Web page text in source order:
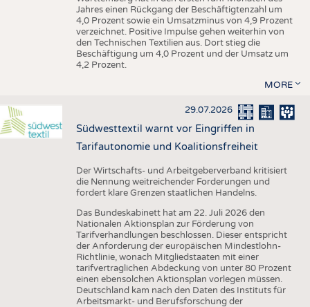
Jahres einen Rückgang der Beschäftigtenzahl um
4,0 Prozent sowie ein Umsatzminus von 4,9 Prozent
verzeichnet. Positive Impulse gehen weiterhin von
den Technischen Textilien aus. Dort stieg die
Beschäftigung um 4,0 Prozent und der Umsatz um
4,2 Prozent.
MORE
29.07.2026
Südwesttextil warnt vor Eingriffen in
Tarifautonomie und Koalitionsfreiheit
Der Wirtschafts- und Arbeitgeberverband kritisiert
die Nennung weitreichender Forderungen und
fordert klare Grenzen staatlichen Handelns.
Das Bundeskabinett hat am 22. Juli 2026 den
Nationalen Aktionsplan zur Förderung von
Tarifverhandlungen beschlossen. Dieser entspricht
der Anforderung der europäischen Mindestlohn-
Richtlinie, wonach Mitgliedstaaten mit einer
tarifvertraglichen Abdeckung von unter 80 Prozent
einen ebensolchen Aktionsplan vorlegen müssen.
Deutschland kam nach den Daten des Instituts für
Arbeitsmarkt- und Berufsforschung der